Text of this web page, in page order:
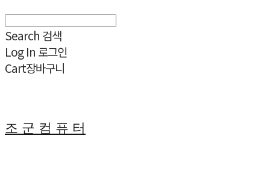
Search 검색
Log In 로그인
Cart장바구니
조 군 컴 퓨 터